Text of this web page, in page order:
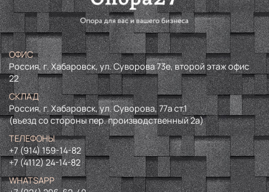
ОФИС
Россия, г. Хабаровск, ул. Суворова 73е, второй этаж офис
22
СКЛАД
Россия, г. Хабаровск, ул. Суворова, 77а ст.1
(въезд со стороны пер. производственный 2а)
ТЕЛЕФОНЫ
+7 (914) 159-14-82
+7 (4112) 24-14-82
WHATSAPP